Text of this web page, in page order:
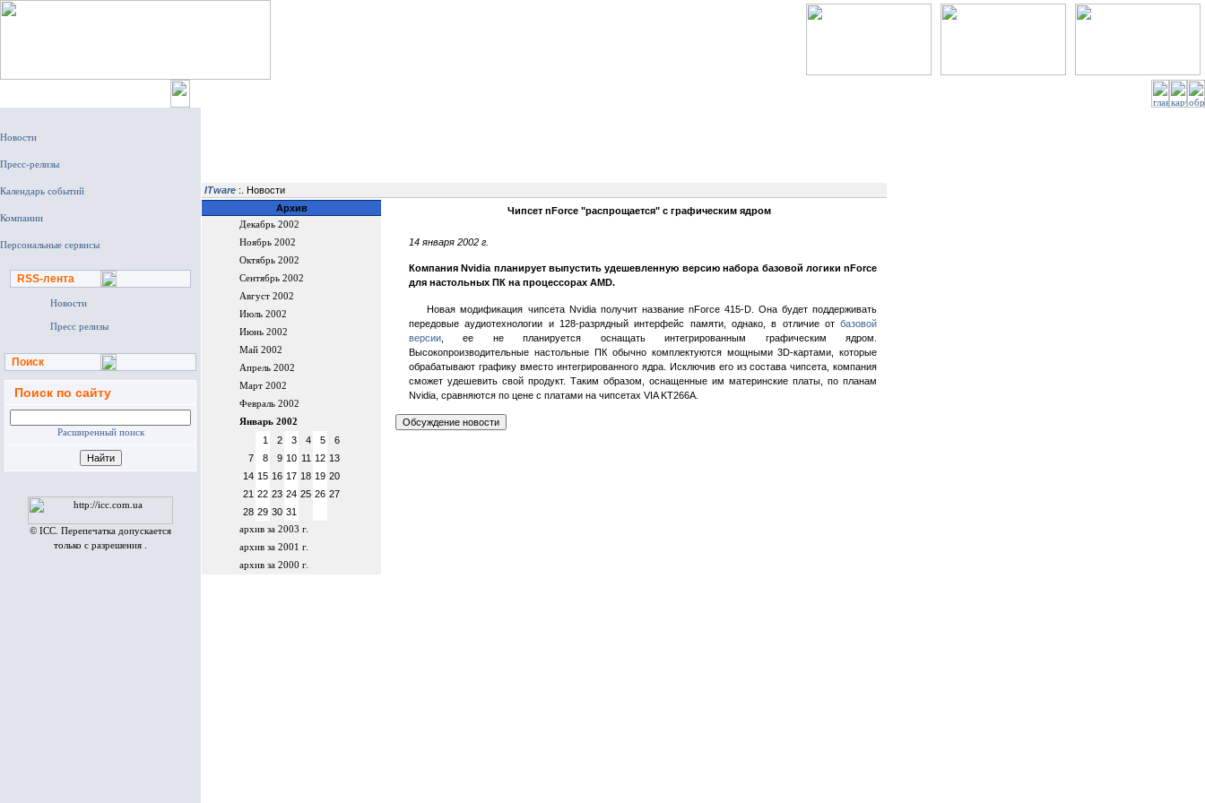
RSS-лента
Новости
Пресс релизы
Поиск
Поиск по сайту
Расширенный поиск
© ICC. Перепечатка допускается
только с разрешения .
ITware :. Новости
Архив
Декабрь 2002
Ноябрь 2002
Октябрь 2002
Сентябрь 2002
Август 2002
Июль 2002
Июнь 2002
Май 2002
Апрель 2002
Март 2002
Февраль 2002
Январь 2002
1 2 3 4 5
6
7
8 9 10 11 12 13
14 15 16 17 18 19 20
21 22 23 24 25 26 27
28 29 30 31
архив за 2003 г.
архив за 2001 г.
архив за 2000 г.
Чипсет nForce "распрощается" с графическим ядром
14 января 2002 г.
Компания Nvidia планирует выпустить удешевленную версию набора базовой логики nForce
для настольных ПК на процессорах AMD.
Новая модификация чипсета Nvidia получит название nForce 415-D. Она будет поддерживать
передовые аудиотехнологии и 128-разрядный интерфейс памяти, однако, в отличие отбазовой
версии , ее не планируется оснащать интегрированным графическим ядром.
Высокопроизводительные настольные ПК обычно комплектуются мощными 3D-картами, которые
обрабатывают графику вместо интегрированного ядра. Исключив его из состава чипсета, компания
сможет удешевить свой продукт. Таким образом, оснащенные им материнские платы, по планам
Nvidia, сравняются по цене с платами на чипсетах VIA KT266A.